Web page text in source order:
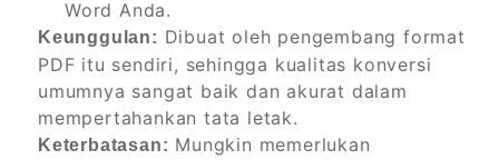
Word Anda.
Keunggulan: Dibuat oleh pengembang format
PDF itu sendiri, sehingga kualitas konversi
umumnya sangat baik dan akurat dalam
mempertahankan tata letak.
Keterbatasan: Mungkin memerlukan